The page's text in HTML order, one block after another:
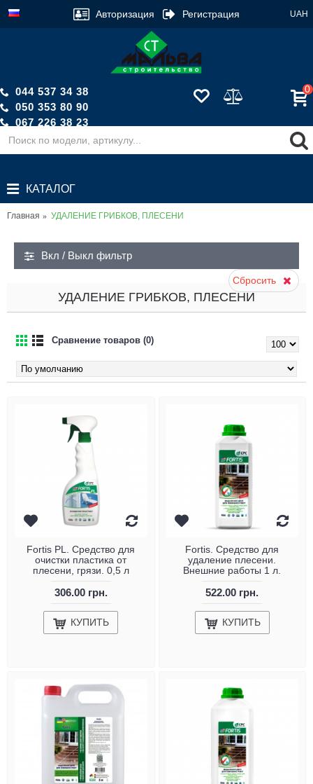
UAH
Авторизация Регистрация
044 537 34 38
050 353 80 90
067 226 38 23
Обратный звонок
0
КАТАЛОГ
Главная УДАЛЕНИЕ ГРИБКОВ, ПЛЕСЕНИ
Вкл / Выкл фильтр
Сбросить
УДАЛЕНИЕ ГРИБКОВ, ПЛЕСЕНИ
Сравнение товаров (0)
Fortis PL. Средство для
очистки пластика от
плесени, грязи. 0,5 л
306.00 грн.
КУПИТЬ
Fortis. Средство для
удаление плесени.
Внешние работы 1 л.
522.00 грн.
КУПИТЬ